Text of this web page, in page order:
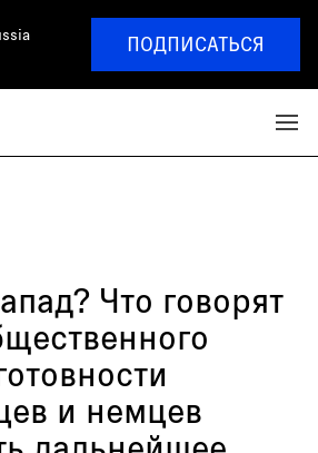
ПОДПИСАТЬСЯ
Что говорят
и немцев